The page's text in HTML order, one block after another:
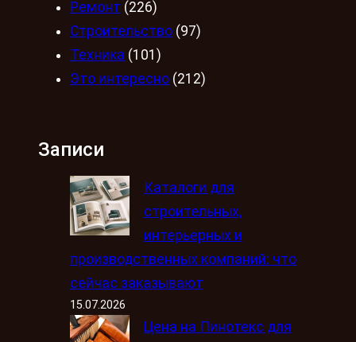
Ремонт (226)
Строительство (97)
Техника (101)
Это интересно (212)
Записи
Каталоги для
строительных,
интерьерных и
производственных компаний: что
сейчас заказывают
15.07.2026
Цена на Пинотекс для